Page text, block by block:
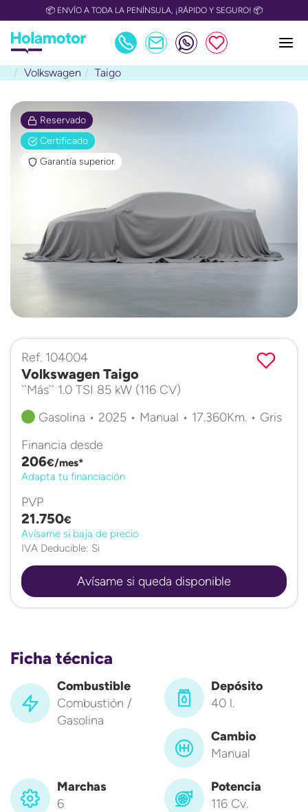
📦 ENVÍO A TODA LA PENÍNSULA, ¡RÁPIDO Y SEGURO! 📦
Volkswagen Taigo
Reservado
Certificado
Garantía superior
Ref. 104004
Volkswagen Taigo
``Más`` 1.0 TSI 85 kW (116 CV)
Gasolina • 2025 • Manual • 17.360Km. • Gris
Financia desde
206€/mes*
Adapta tu financiación
PVP
21.750€
Avísame si baja de precio
IVA Deducible: Si
Avísame si queda disponible
Ficha técnica
Combustible
Combustión /
Gasolina
Depósito
40 l.
Cambio
Manual
Marchas
6
Potencia
116 Cv.